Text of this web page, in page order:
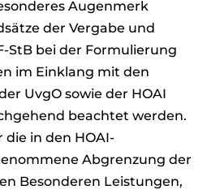
Augenmerk
der Vergabe und
StB bei der Formulierung
im Einklang mit den
UvgO sowie der HOAI
beachtet werden.
die in den HOAI-
Abgrenzung der
Besonderen Leistungen,